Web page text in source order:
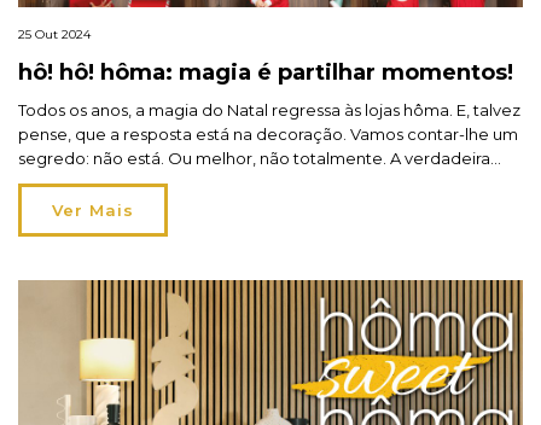
25 Out 2024
hô! hô! hôma: magia é partilhar momentos!
Todos os anos, a magia do Natal regressa às lojas hôma. E, talvez
pense, que a resposta está na decoração. Vamos contar-lhe um
segredo: não está. Ou melhor, não totalmente. A verdadeira
magia vem do coração. São os momentos que partilhamos
juntos quando decoramos a árvore, montamos o presépio ou
acendemos as velas na mesa. […]
Ver Mais